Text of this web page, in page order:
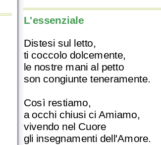
L'essenziale
Distesi sul letto,
ti coccolo dolcemente,
le nostre mani al petto
son congiunte teneramente.
Così restiamo,
a occhi chiusi ci Amiamo,
vivendo nel Cuore
gli insegnamenti dell'Amore.